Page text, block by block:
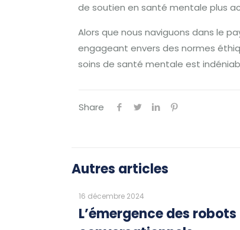
de soutien en santé mentale plus
Alors que nous naviguons dans le
engageant envers des normes
soins de santé mentale est
Share
Autres articles
16 décembre 2024
L’émergence des robots